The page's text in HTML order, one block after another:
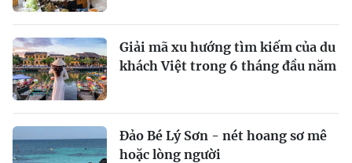
Giải mã xu hướng tìm kiếm của du
khách Việt trong 6 tháng đầu năm
Đảo Bé Lý Sơn - nét hoang sơ mê
hoặc lòng người